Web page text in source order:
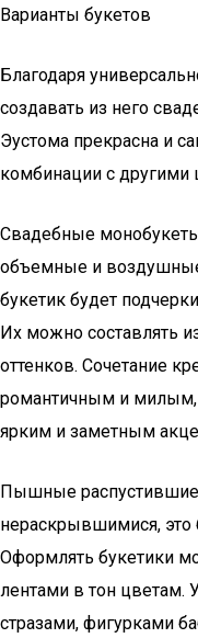
Варианты букетов
Благодаря
создавать из него
Эустома прекрасна и
комбинации с другими
Свадебные
объемные и
букетик будет
Их можно составлять
оттенков. Сочетание
романтичным и милым,
ярким и заметным
Пышные
нераскрывшимися, это
Оформлять букетики
лентами в тон цветам.
стразами, фигурками